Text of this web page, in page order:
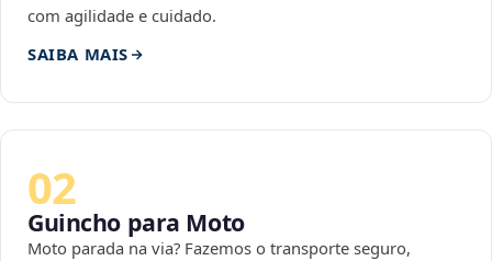
com agilidade e cuidado.
SAIBA MAIS
02
Guincho para Moto
Moto parada na via? Fazemos o transporte seguro,